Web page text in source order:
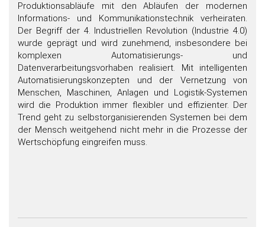
Produktionsabläufe mit den Abläufen der modernen
Informations- und Kommunikationstechnik verheiraten.
Der Begriff der 4. Industriellen Revolution (Industrie 4.0)
wurde geprägt und wird zunehmend, insbesondere bei
komplexen Automatisierungs- und
Datenverarbeitungsvorhaben realisiert. Mit intelligenten
Automatisierungskonzepten und der Vernetzung von
Menschen, Maschinen, Anlagen und Logistik-Systemen
wird die Produktion immer flexibler und effizienter. Der
Trend geht zu selbstorganisierenden Systemen bei dem
der Mensch weitgehend nicht mehr in die Prozesse der
Wertschöpfung eingreifen muss.